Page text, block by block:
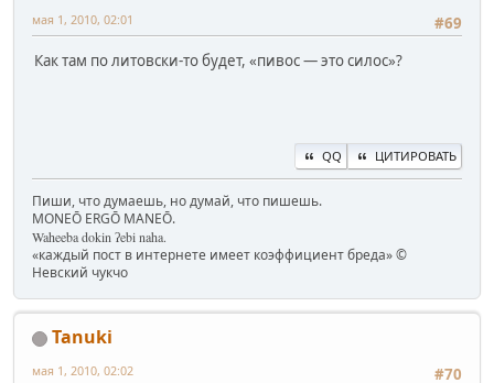
#69
мая 1, 2010, 02:01
Как там по литовски-то будет, «пивос — это силос»?
QQ ЦИТИРОВАТЬ
Пиши, что думаешь, но думай, что пишешь.
MONEŌ ERGŌ MANEŌ.
Waheeba dokin ʔebi naha.
«каждый пост в интернете имеет коэффициент бреда» ©
Невский чукчо
Tanuki
#70
мая 1, 2010, 02:02